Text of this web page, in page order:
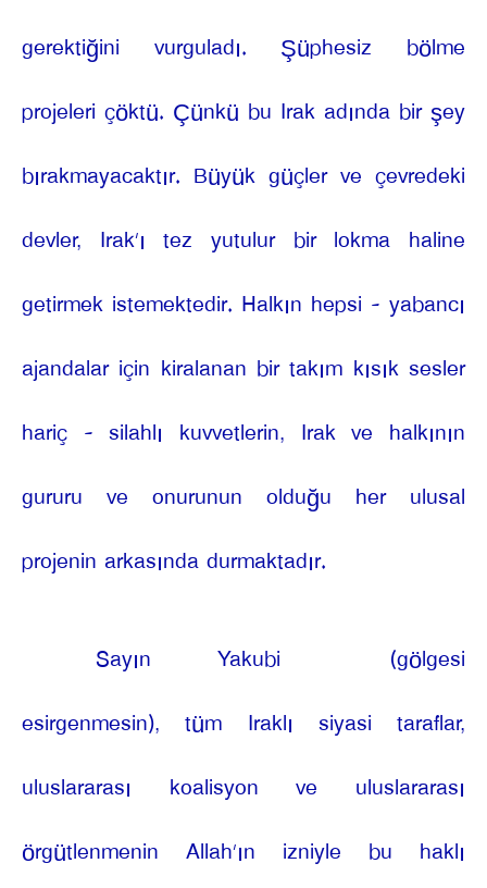
gerektiğini vurguladı. Şüphesiz bölme
projeleri çöktü. Çünkü bu Irak adında bir şey
bırakmayacaktır. Büyük güçler ve çevredeki
devler, Irak’ı tez yutulur bir lokma haline
getirmek istemektedir. Halkın hepsi - yabancı
ajandalar için kiralanan bir takım kısık sesler
hariç - silahlı kuvvetlerin, Irak ve halkının
gururu ve onurunun olduğu her ulusal
projenin arkasında durmaktadır.
Sayın Yakubi
(gölgesi
esirgenmesin), tüm Iraklı siyasi taraflar,
uluslararası koalisyon ve uluslararası
örgütlenmenin Allah’ın izniyle bu haklı